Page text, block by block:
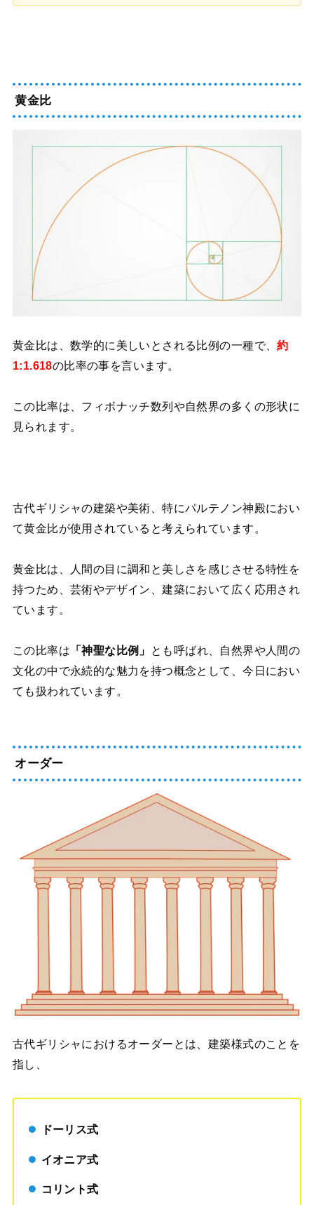
黄金比
黄金比は、数学的に美しいとされる比例の一種で、約
1:1.618の比率の事を言います。
この比率は、フィボナッチ数列や自然界の多くの形状に
見られます。
古代ギリシャの建築や美術、特にパルテノン神殿におい
て黄金比が使用されていると考えられています。
黄金比は、人間の目に調和と美しさを感じさせる特性を
持つため、芸術やデザイン、建築において広く応用され
ています。
この比率は 「神聖な比例」
とも呼ばれ、自然界や人間の
文化の中で永続的な魅力を持つ概念として、今日におい
ても扱われています。
オーダー
古代ギリシャにおけるオーダーとは、建築様式のことを
指し、
ドーリス式
イオニア式
コリント式